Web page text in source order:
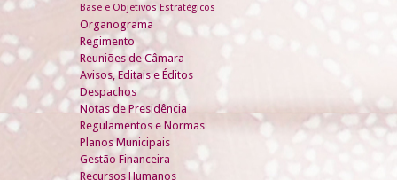
Base e Objetivos Estratégicos
Organograma
Regimento
Reuniões de Câmara
Avisos, Editais e Éditos
Despachos
Notas de Presidência
Regulamentos e Normas
Planos Municipais
Gestão Financeira
Recursos Humanos